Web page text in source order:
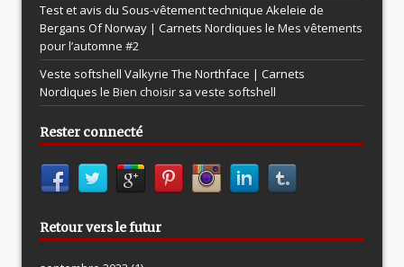
Test et avis du Sous-vêtement technique Akeleie de
Bergans Of Norway | Carnets Nordiques le Mes vêtements
pour l’automne #2
Veste softshell Valkyrie The Northface | Carnets
Nordiques le Bien choisir sa veste softshell
Rester connecté
Retour vers le futur